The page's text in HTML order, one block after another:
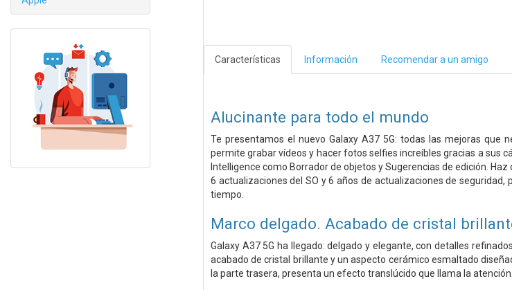
Características Información Recomendar a un amigo
Alucinante para todo el mundo
Te presentamos el nuevo Galaxy A37 5G: todas las mejoras que
permite grabar vídeos y hacer fotos selfies increíbles gracias a sus
Intelligence como Borrador de objetos y Sugerencias de edición.
6 actualizaciones del SO y 6 años de actualizaciones de
tiempo.
Marco delgado. Acabado de cristal
Galaxy A37 5G ha llegado: delgado y elegante, con detalles
acabado de cristal brillante y un aspecto cerámico esmaltado
la parte trasera, presenta un efecto translúcido que llama la atención.